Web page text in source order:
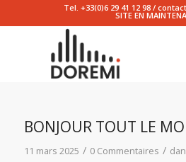
Tel. +33(0)6 29 41 12 98 /
SITE EN
BONJOUR TOUT LE
11 mars 2025 / 0 Commentaires /